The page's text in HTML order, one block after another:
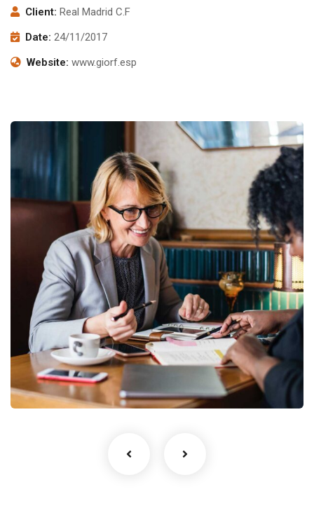
Client: Real Madrid C.F
Date: 24/11/2017
Website: www.giorf.esp
Business Growth
Coaching